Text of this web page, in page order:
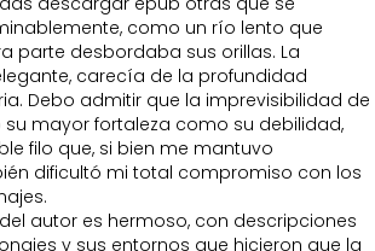
como un río lento que
parte desbordaba sus orillas. La
carecía de la profundidad
Debo admitir que la imprevisibilidad de
su mayor fortaleza como su debilidad,
filo que, si bien me mantuvo
dificultó mi total compromiso con los
autor es hermoso, con descripciones
y sus entornos que hicieron que la